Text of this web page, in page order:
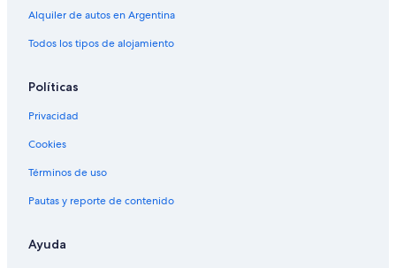
Alquiler de autos en Argentina
Todos los tipos de alojamiento
Políticas
Privacidad
Cookies
Términos de uso
Pautas y reporte de contenido
Ayuda